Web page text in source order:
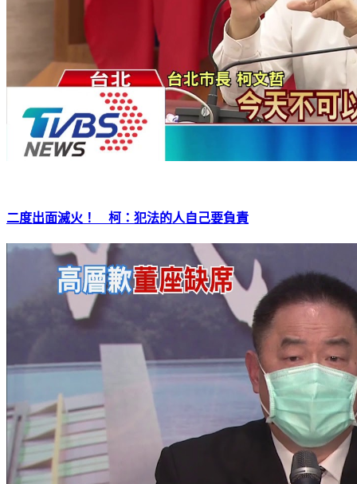
二度出面滅火！ 柯：犯法的人自己要負責